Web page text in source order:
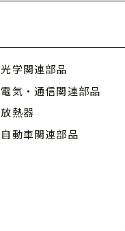
光学関連部品
電気・通信関連部品
放熱器
自動車関連部品